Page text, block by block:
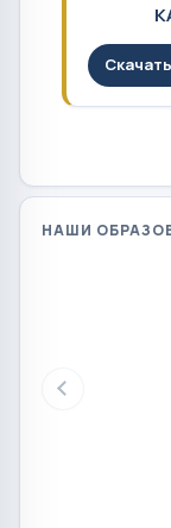
НАШИ